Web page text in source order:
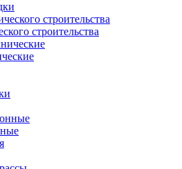
строительства